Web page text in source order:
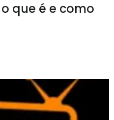
o que é e como